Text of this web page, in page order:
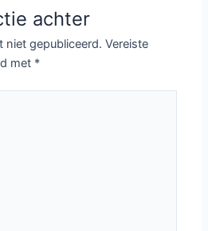
achter
niet gepubliceerd. Vereiste
met *